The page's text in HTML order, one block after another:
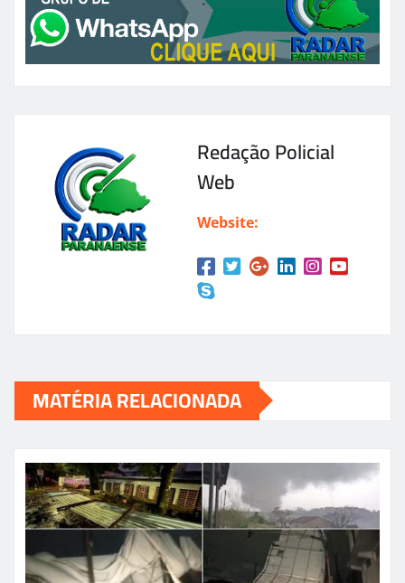
Redação Policial
Web
Website:
MATÉRIA RELACIONADA